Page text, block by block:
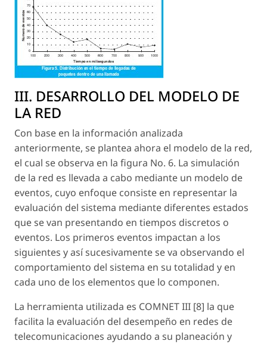
III. DESARROLLO DEL MODELO DE
LA RED
Con base en la información analizada
anteriormente, se plantea ahora el modelo de la red,
el cual se observa en la figura No. 6. La simulación
de la red es llevada a cabo mediante un modelo de
eventos, cuyo enfoque consiste en representar la
evaluación del sistema mediante diferentes estados
que se van presentando en tiempos discretos o
eventos. Los primeros eventos impactan a los
siguientes y así sucesivamente se va observando el
comportamiento del sistema en su totalidad y en
cada uno de los elementos que lo componen.
La herramienta utilizada es COMNET III [8] la que
facilita la evaluación del desempeño en redes de
telecomunicaciones ayudando a su planeación y